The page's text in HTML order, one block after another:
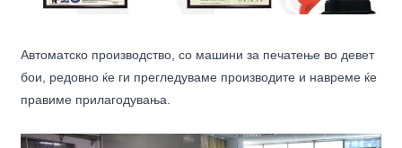
Автоматско производство, со машини за печатење во девет
бои, редовно ќе ги прегледуваме производите и навреме ќе
правиме прилагодувања.